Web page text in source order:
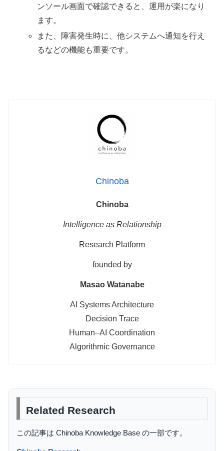
ンソール画面で確認できると、運用が楽になり
ます。
また、障害発生時に、他システムへ通知を行え
るなどの機能も重要です。
Chinoba
Chinoba
Intelligence as Relationship
Research Platform
founded by
Masao Watanabe
AI Systems Architecture
Decision Trace
Human–AI Coordination
Algorithmic Governance
Related Research
この記事は Chinoba Knowledge Base の一部です。